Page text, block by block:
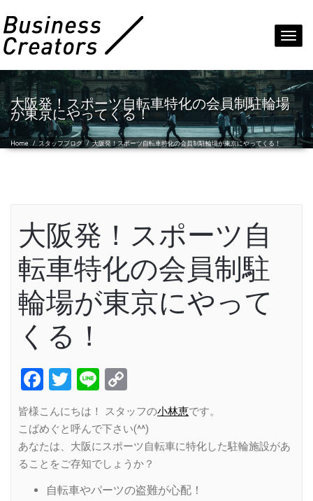
大阪発！スポーツ自転車特化の会員制駐輪場
が東京にやってくる！
Home / スタッフブログ /大阪発！スポーツ自転車特化の会員制駐輪場が東京にやってくる！
大阪発！スポーツ自
転車特化の会員制駐
輪場が東京にやって
くる！
Facebook
Twitter
Line
Link
皆様こんにちは！ スタッフの小林恵です。
こばめぐと呼んで下さい(^^)
あなたは、大阪にスポーツ自転車に特化した駐輪施設があ
ることをご存知でしょうか？
自転車やパーツの盗難が心配！